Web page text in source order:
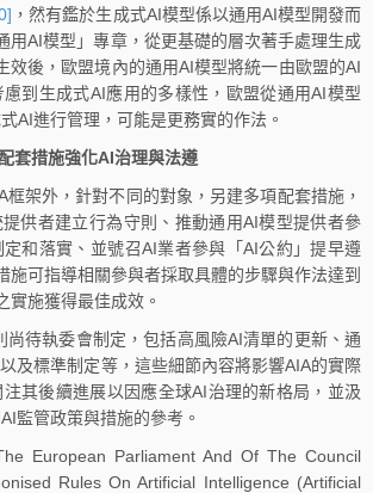
，然有鑑於生成式AI模型係以通用AI模型開發而
用AI模型」專章，從更基礎的層次著手處理生成
效後，歐盟境內的通用AI模型將統一由歐盟的AI
到生成式AI應用的多樣性，歐盟從通用AI模型
AI進行管理，可能是更務實的作法。
套措施強化AI治理與法遵
框架外，針對不同的對象，另建多項配套措施，
供者建立行為守則、推動通用AI模型提供者參
和落實、並號召AI業者參與「AI公約」提早遵
施可指導相關參與者採取具體的步驟與作法達到
實施獲得最佳成效。
尚待執委會制定，包括高風險AI清單的更新、通
及標準制定等，這些細節內容將影響AIA的實際
其後續進展以因應全球AI治理的新格局，並汲
監管政策與措施的參考。
European Parliament And Of The Council
Rules On Artificial Intelligence (Artificial